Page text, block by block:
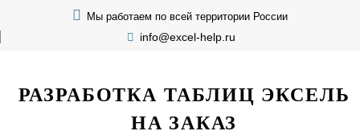
Мы работаем по всей территории России
info@excel-help.ru
РАЗРАБОТКА ТАБЛИЦ ЭКСЕЛЬ
НА ЗАКАЗ